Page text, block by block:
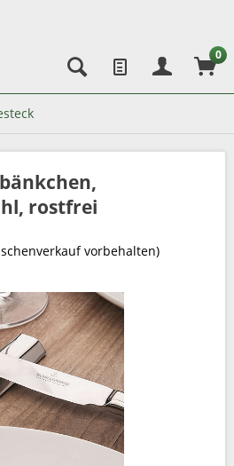
0
rostfrei
vorbehalten)